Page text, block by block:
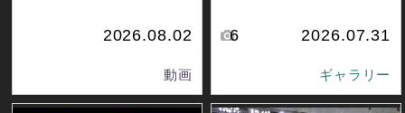
2026.08.02
動画
6 2026.07.31
ギャラリー